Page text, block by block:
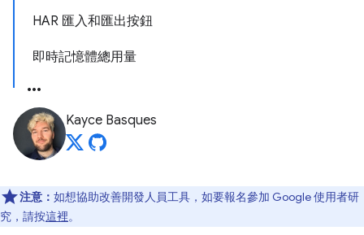
HAR 匯入和匯出按鈕
即時記憶體總用量
Kayce Basques
注意： 如想協助改善開發人員工具，如要報名參加 Google 使用者研
究，請按這裡。